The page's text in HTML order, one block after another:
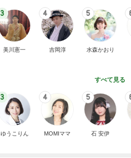
3
美川憲一
4
吉岡淳
5
水森かおり
すべて見る
3
ゆうこりん
4
MOMIママ
5
石 安伊